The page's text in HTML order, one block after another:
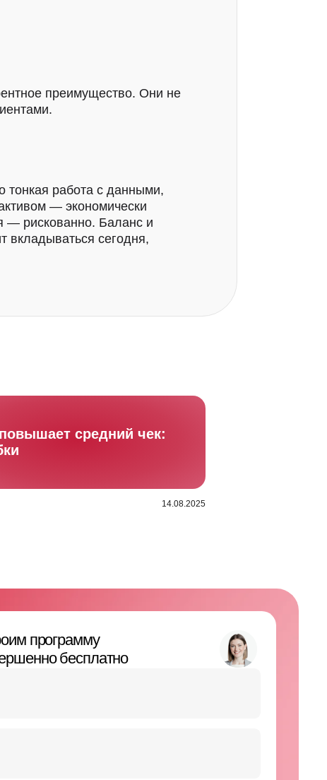
преимущество. Они не
тонкая работа с данными,
— экономически
— рискованно. Баланс и
вкладываться сегодня,
средний чек:
14.08.2025
с
- 21